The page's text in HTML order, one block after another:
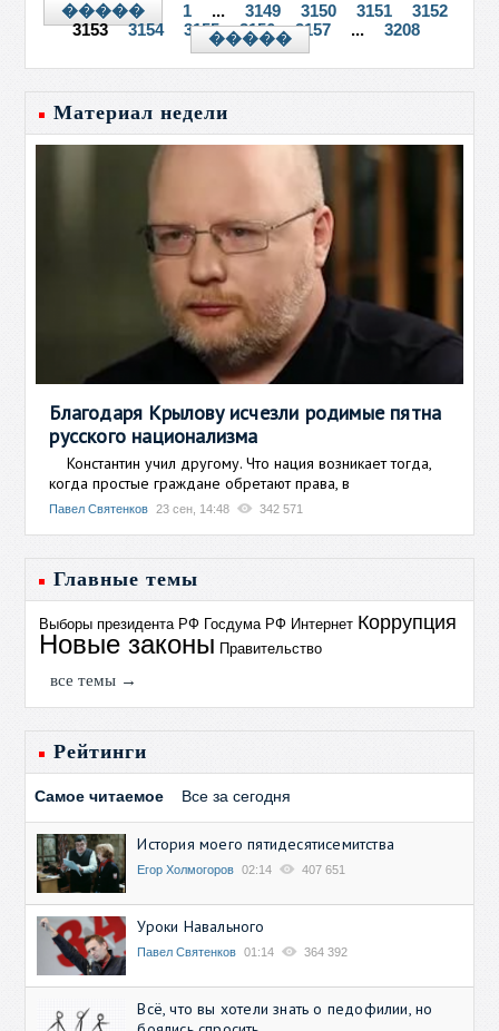
����� 1 ... 3149 3150 3151
3152
3153
3154 3155 3156 3157 ... 3208
�����
Материал недели
Благодаря Крылову исчезли родимые пятна
русского национализма
Константин учил другому. Что нация возникает тогда,
когда простые граждане обретают права, в
Павел Святенков 23 сен, 14:48 342 571
Главные темы
Выборы президента РФ Госдума РФ Интернет Коррупция
Новые законы Правительство
все темы →
Рейтинги
Самое читаемое Все за сегодня
История моего пятидесятисемитства
Егор Холмогоров 02:14 407 651
Уроки Навального
Павел Святенков 01:14 364 392
Всё, что вы хотели знать о педофилии, но